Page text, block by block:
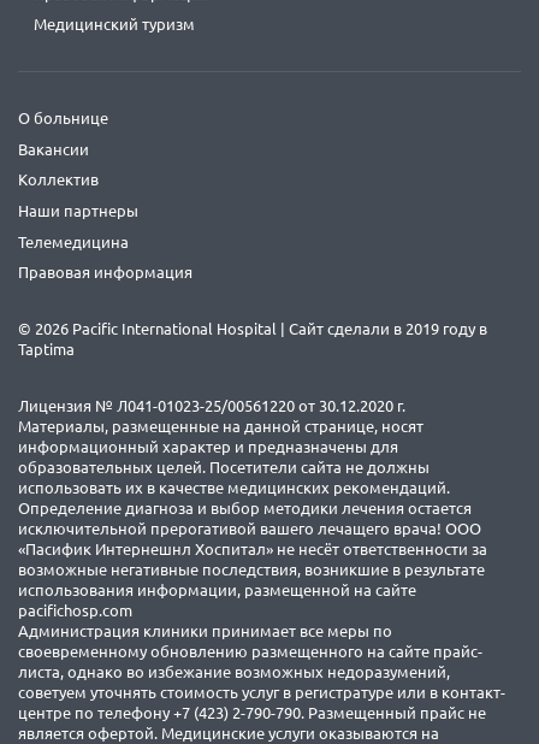
Медицинский туризм
О больнице
Вакансии
Коллектив
Наши партнеры
Телемедицина
Правовая информация
© 2026 Pacific International Hospital | Сайт сделали в 2019 году в
Taptima
Лицензия № Л041-01023-25/00561220 от 30.12.2020 г.
Материалы, размещенные на данной странице, носят
информационный характер и предназначены для
образовательных целей. Посетители сайта не должны
использовать их в качестве медицинских рекомендаций.
Определение диагноза и выбор методики лечения остается
исключительной прерогативой вашего лечащего врача! ООО
«Пасифик Интернешнл Хоспитал» не несёт ответственности за
возможные негативные последствия, возникшие в результате
использования информации, размещенной на сайте
pacifichosp.com
Администрация клиники принимает все меры по
своевременному обновлению размещенного на сайте прайс-
листа, однако во избежание возможных недоразумений,
советуем уточнять стоимость услуг в регистратуре или в контакт-
центре по телефону +7 (423) 2-790-790. Размещенный прайс не
является офертой. Медицинские услуги оказываются на